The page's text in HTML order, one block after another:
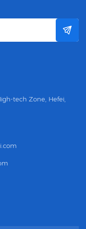
tech Zone, Hefei,